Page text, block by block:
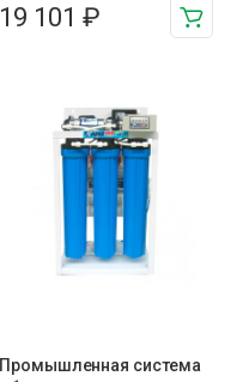
19 101 ₽
Промышленная система